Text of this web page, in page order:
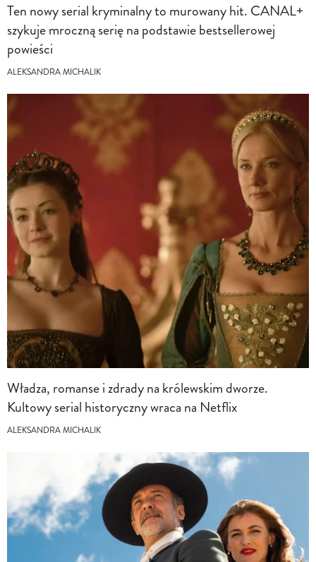
Ten nowy serial kryminalny to murowany hit. CANAL+
szykuje mroczną serię na podstawie bestsellerowej
powieści
ALEKSANDRA MICHALIK
Władza, romanse i zdrady na królewskim dworze.
Kultowy serial historyczny wraca na Netflix
ALEKSANDRA MICHALIK